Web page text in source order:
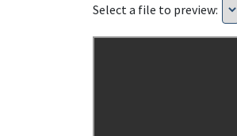
Select a file to preview: